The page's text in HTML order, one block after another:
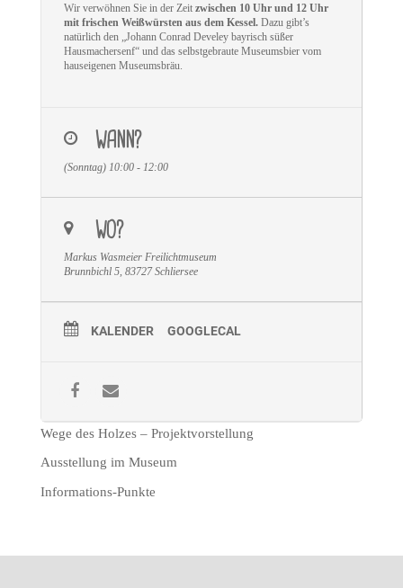
Wir verwöhnen Sie in der Zeit zwischen 10 Uhr und 12 Uhr
mit frischen Weißwürsten aus dem Kessel.Dazu gibt’s
natürlich den „Johann Conrad Develey bayrisch süßer
Hausmachersenf“ und das selbstgebraute Museumsbier vom
hauseigenen Museumsbräu.
WANN?
(Sonntag) 10:00 - 12:00
WO?
Markus Wasmeier Freilichtmuseum
Brunnbichl 5, 83727 Schliersee
KALENDER GOOGLECAL
Wege des Holzes – Projektvorstellung
Ausstellung im Museum
Informations-Punkte